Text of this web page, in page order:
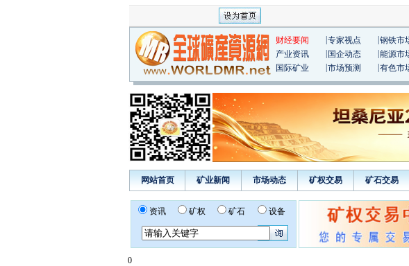
财经要闻 专家视点 钢铁市
产业资讯
国企动态 能源市
国际矿业
市场预测 有色市
网站首页 矿业新闻 市场动态 矿权交易 矿石交易
资讯 矿权 矿石 设备
0